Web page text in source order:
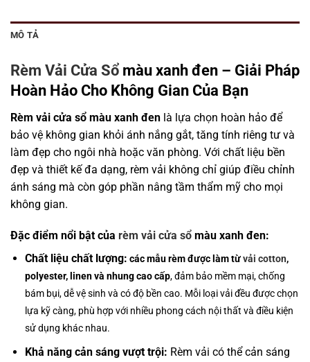
MÔ TẢ
Rèm Vải Cửa Sổ màu xanh đen – Giải Pháp
Hoàn Hảo Cho Không Gian Của Bạn
Rèm vải cửa sổ màu xanh đen là lựa chọn hoàn hảo để
bảo vệ không gian khỏi ánh nắng gắt, tăng tính riêng tư và
làm đẹp cho ngôi nhà hoặc văn phòng. Với chất liệu bền
đẹp và thiết kế đa dạng, rèm vải không chỉ giúp điều chỉnh
ánh sáng mà còn góp phần nâng tầm thẩm mỹ cho mọi
không gian.
Đặc điểm nổi bật của rèm vải cửa sổ màu xanh đen:
Chất liệu chất lượng: các mẫu rèm được làm từvải cotton,
polyester, linenvà nhung cao cấp, đảm bảo mềm mại, chống
bám bụi, dễ vệ sinh và có độ bền cao. Mỗi loại vải đều được chọn
lựa kỹ càng, phù hợp với nhiều phong cách nội thất và điều kiện
sử dụng khác nhau.
Khả năng cản sáng vượt trội: Rèm vải có thể cản sáng